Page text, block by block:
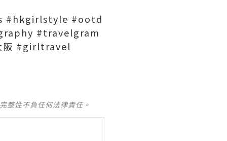
#hkgirlstyle #ootd
#travelgram
阪 #girltravel
整性不負任何法律責任。